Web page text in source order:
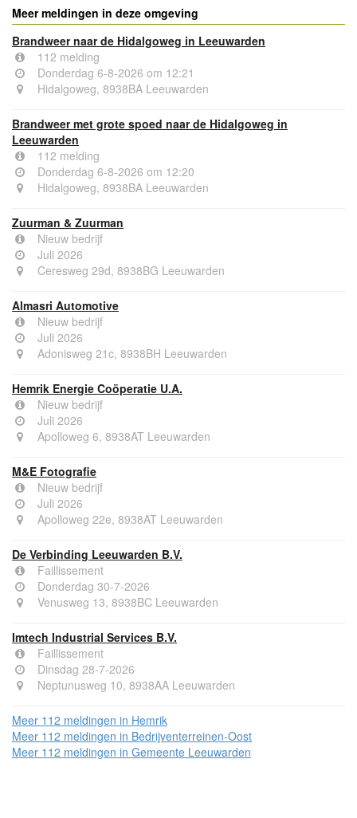
Meer meldingen in deze omgeving
Brandweer naar de Hidalgoweg in Leeuwarden
112 melding
Donderdag 6-8-2026 om 12:21
Hidalgoweg, 8938BA Leeuwarden
Brandweer met grote spoed naar de Hidalgoweg in
Leeuwarden
112 melding
Donderdag 6-8-2026 om 12:20
Hidalgoweg, 8938BA Leeuwarden
Zuurman & Zuurman
Nieuw bedrijf
Juli 2026
Ceresweg 29d, 8938BG Leeuwarden
Almasri Automotive
Nieuw bedrijf
Juli 2026
Adonisweg 21c, 8938BH Leeuwarden
Hemrik Energie Coöperatie U.A.
Nieuw bedrijf
Juli 2026
Apolloweg 6, 8938AT Leeuwarden
M&E Fotografie
Nieuw bedrijf
Juli 2026
Apolloweg 22e, 8938AT Leeuwarden
De Verbinding Leeuwarden B.V.
Faillissement
Donderdag 30-7-2026
Venusweg 13, 8938BC Leeuwarden
Imtech Industrial Services B.V.
Faillissement
Dinsdag 28-7-2026
Neptunusweg 10, 8938AA Leeuwarden
Meer 112 meldingen in Hemrik
Meer 112 meldingen in Bedrijventerreinen-Oost
Meer 112 meldingen in Gemeente Leeuwarden